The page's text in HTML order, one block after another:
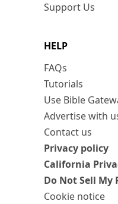
Support Us
HELP
FAQs
Tutorials
Use Bible
Advertise with
Contact us
Privacy policy
California
Do Not Sell
Cookie notice